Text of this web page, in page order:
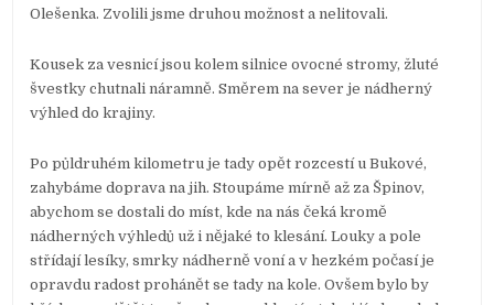
Olešenka. Zvolili jsme druhou možnost a nelitovali.
Kousek za vesnicí jsou kolem silnice ovocné stromy, žluté
švestky chutnali náramně. Směrem na sever je nádherný
výhled do krajiny.
Po půldruhém kilometru je tady opět rozcestí u Bukové,
zahybáme doprava na jih. Stoupáme mírně až za Špinov,
abychom se dostali do míst, kde na nás čeká kromě
nádherných výhledů už i nějaké to klesání. Louky a pole
střídají lesíky, smrky nádherně voní a v hezkém počasí je
opravdu radost prohánět se tady na kole. Ovšem bylo by